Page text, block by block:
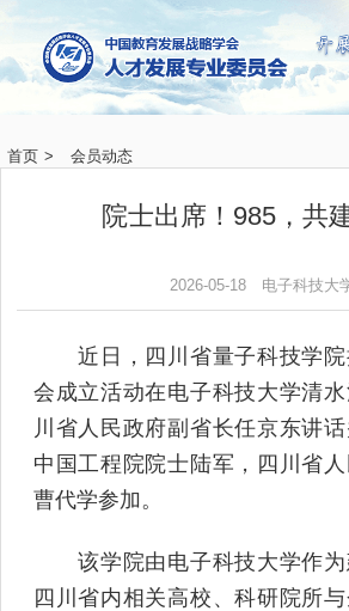
首页 > 会员动态
院士出席！985，共
2026-05-18 电子科技大
近日，四川省量子科技学院
会成立活动在电子科技大学清
川省人民政府副省长任京东讲话
中国工程院院士陆军，四川省
曹代学参加。
该学院由电子科技大学作为
四川省内相关高校、科研院所与